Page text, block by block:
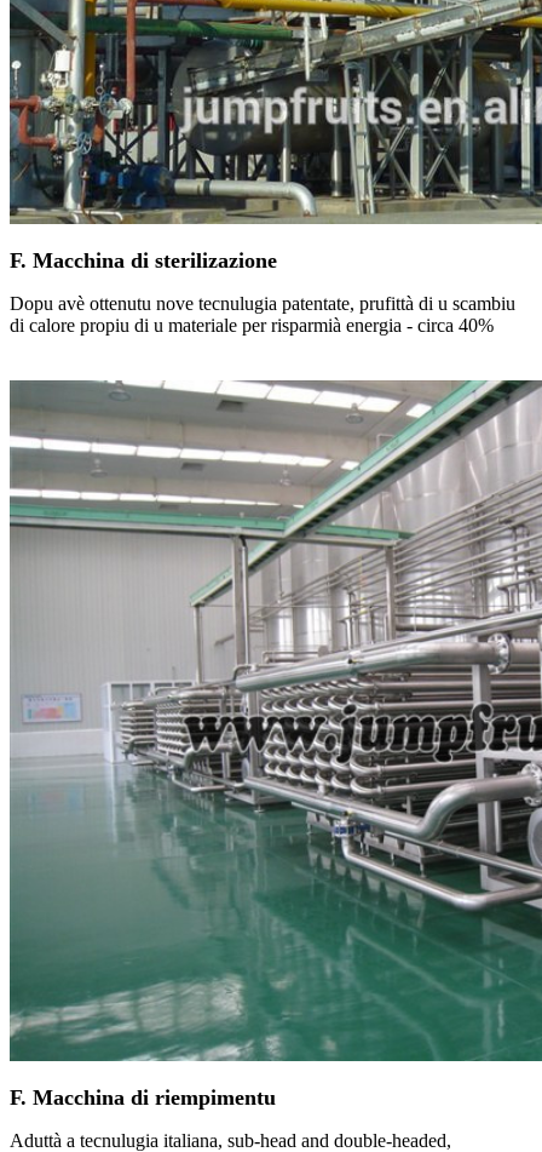
F. Macchina di sterilizazione
Dopu avè ottenutu nove tecnulugia patentate, prufittà di u scambiu
di calore propiu di u materiale per risparmià energia - circa 40%
F. Macchina di riempimentu
Aduttà a tecnulugia italiana, sub-head and double-headed,